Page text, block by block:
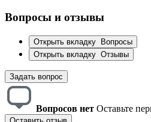
Вопросы и отзывы
Открыть вкладку
Вопросы
Открыть вкладку Отзывы
Задать вопрос
Вопросов нет Оставьте